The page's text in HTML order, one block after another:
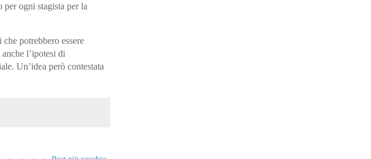
per ogni stagista per la
che potrebbero essere
l’ipotesi di
. Un’idea però contestata